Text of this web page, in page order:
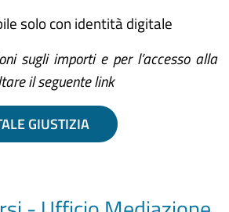
solo con identità digitale
sugli importi e per l’accesso alla
il seguente link
GIUSTIZIA